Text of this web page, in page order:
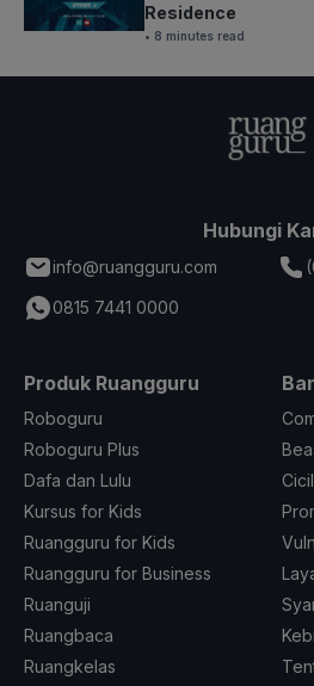
Residence
• 8 minutes read
Hubungi
info@ruangguru.com
0815 7441 0000
Produk Ruangguru
Roboguru
Roboguru Plus
Dafa dan Lulu
Kursus for Kids
Ruangguru for Kids
Ruangguru for Business
Ruanguji
Ruangbaca
Ruangkelas